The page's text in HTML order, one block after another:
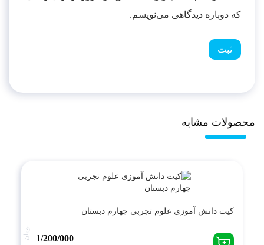
که دوباره دیدگاهی می‌نویسم.
محصولات مشابه
کیت دانش آموزی علوم تجربی چهارم دبستان
1/200/000 تومان